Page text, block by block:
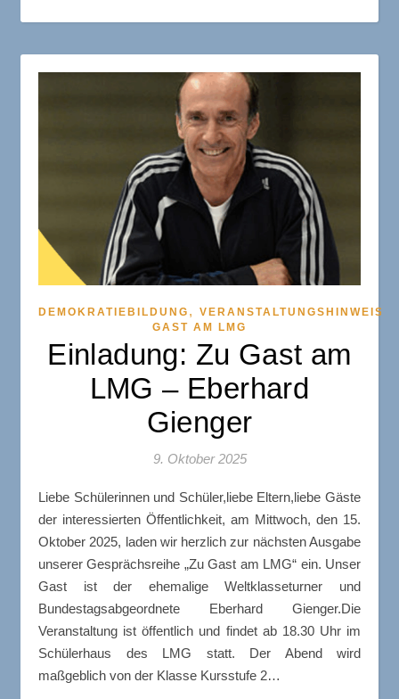
DEMOKRATIEBILDUNG , VERANSTALTUNGSHINWEIS
GAST AM LMG
Einladung: Zu Gast am
LMG – Eberhard
Gienger
9. Oktober 2025
Liebe Schülerinnen und Schüler,liebe Eltern,liebe Gäste
der interessierten Öffentlichkeit, am Mittwoch, den 15.
Oktober 2025, laden wir herzlich zur nächsten Ausgabe
unserer Gesprächsreihe „Zu Gast am LMG“ ein. Unser
Gast ist der ehemalige Weltklasseturner und
Bundestagsabgeordnete Eberhard Gienger.Die
Veranstaltung ist öffentlich und findet ab 18.30 Uhr im
Schülerhaus des LMG statt. Der Abend wird
maßgeblich von der Klasse Kursstufe 2…